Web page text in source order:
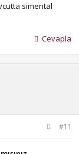
simental
Cevapla
#11